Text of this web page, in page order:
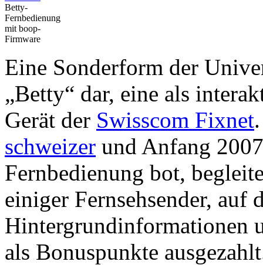
Betty-
Fernbedienung
mit boop-
Firmware
Eine Sonderform der
„Betty“ dar, eine als
Gerät der Swisscom Fixnet
schweizer und Anfang
Fernbedienung bot,
einiger Fernsehsender, auf
Hintergrundinformationen
als Bonuspunkte